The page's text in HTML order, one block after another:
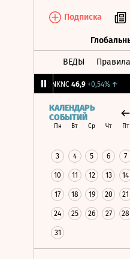
Подписка
ВЕДЫ
NKNC 46,9 +0,54%↑
КАЛЕНДАРЬ
СОБЫТИЙ
Пн Вт Ср Чт Пт
3 4 5 6 7
10 11 12 13 14
17 18 19 20 21
24 25 26 27 28
31